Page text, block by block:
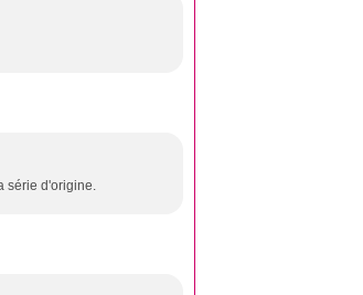
série d'origine.